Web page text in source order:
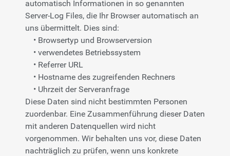
automatisch Informationen in so genannten
Server-Log Files, die Ihr Browser automatisch an
uns übermittelt. Dies sind:
• Browsertyp und Browserversion
• verwendetes Betriebssystem
• Referrer URL
• Hostname des zugreifenden Rechners
• Uhrzeit der Serveranfrage
Diese Daten sind nicht bestimmten Personen
zuordenbar. Eine Zusammenführung dieser Daten
mit anderen Datenquellen wird nicht
vorgenommen. Wir behalten uns vor, diese Daten
nachträglich zu prüfen, wenn uns konkrete